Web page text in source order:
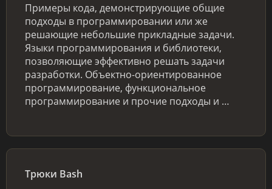
Примеры кода, демонстрирующие общие
подходы в программировании или же
решающие небольшие прикладные задачи.
Языки программирования и библиотеки,
позволяющие эффективно решать задачи
разработки. Объектно-ориентированное
программирование, функциональное
программирование и прочие подходы и …
Трюки Bash